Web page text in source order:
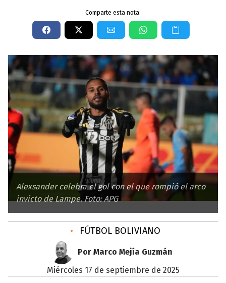
Comparte esta nota:
Alexsander celebra el gol con el que rompió el arco
invicto de Lampe. Foto: APG
• FÚTBOL BOLIVIANO
Por Marco Mejía Guzmán
miércoles 17 de septiembre de 2025